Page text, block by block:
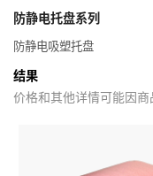
防静电托盘系列
防静电吸塑托盘
结果
价格和其他详情可能因商